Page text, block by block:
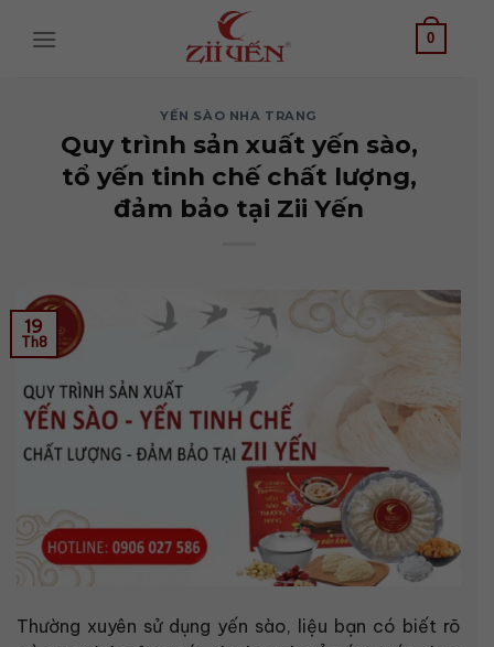
0
YẾN SÀO NHA TRANG
Quy trình sản xuất yến sào,
tổ yến tinh chế chất lượng,
đảm bảo tại Zii Yến
19
Th8
Thường xuyên sử dụng yến sào, liệu bạn có biết rõ